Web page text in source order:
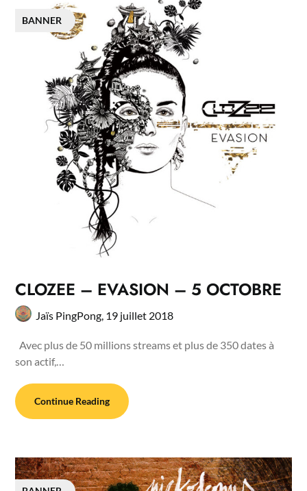
BANNER
CLOZEE – EVASION – 5 OCTOBRE
Jaïs PingPong, 19 juillet 2018
Avec plus de 50 millions streams et plus de 350 dates à
son actif,…
Continue Reading